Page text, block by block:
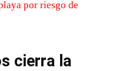
cierra la